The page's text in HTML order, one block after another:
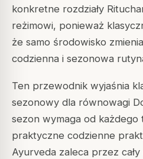
konkretne rozdziały
reżimowi, ponieważ
że samo środowisko
codzienna i sezonowa
Ten przewodnik wyjaśnia
sezonowy dla równowagi
sezon wymaga od
praktyczne codzienne
Ayurveda zaleca przez cały